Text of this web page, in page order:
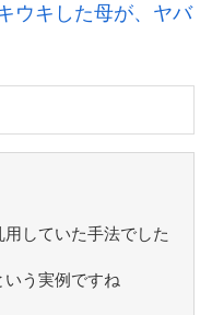
ウキした母が、ヤバ
していた手法でした
う実例ですね